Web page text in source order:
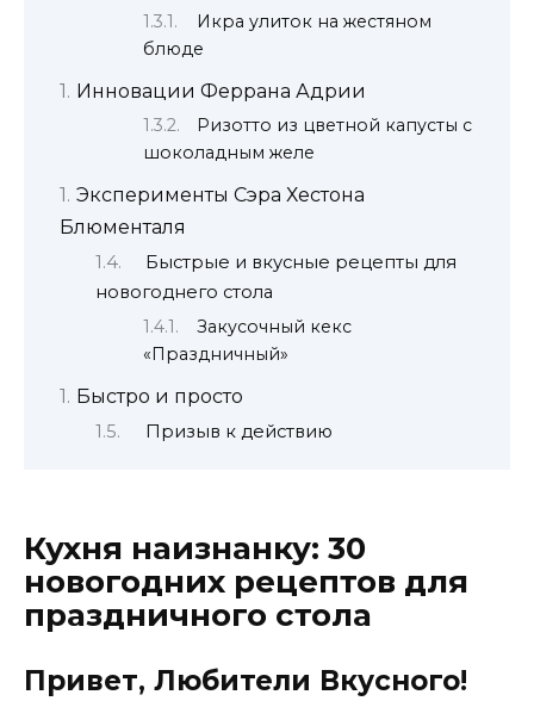
Икра улиток на жестяном
блюде
Инновации Феррана Адрии
Ризотто из цветной капусты с
шоколадным желе
Эксперименты Сэра Хестона
Блюменталя
Быстрые и вкусные рецепты для
новогоднего стола
Закусочный кекс
«Праздничный»
Быстро и просто
Призыв к действию
Кухня наизнанку: 30
новогодних рецептов для
праздничного стола
Привет, Любители Вкусного!